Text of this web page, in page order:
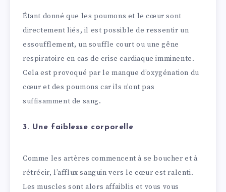
Étant donné que les poumons et le cœur sont
directement liés, il est possible de ressentir un
essoufflement, un souffle court ou une gêne
respiratoire en cas de crise cardiaque imminente.
Cela est provoqué par le manque d’oxygénation du
cœur et des poumons car ils n’ont pas
suffisamment de sang.
3. Une faiblesse corporelle
Comme les artères commencent à se boucher et à
rétrécir, l’afflux sanguin vers le cœur est ralenti.
Les muscles sont alors affaiblis et vous vous